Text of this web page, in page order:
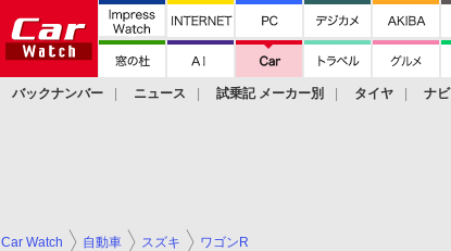
バックナンバー ニュース 試乗記 メーカー別 タイヤ ナビ
Car Watch 自動車 スズキ ワゴンR